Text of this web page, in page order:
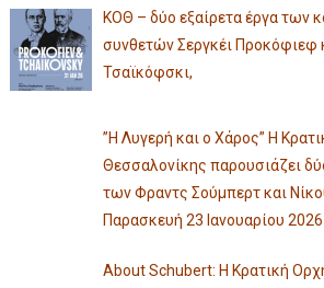
ΚΟΘ – δύο εξαίρετα έργα
συνθετών Σεργκέι Προκόφιεφ
Τσαϊκόφσκι,
”Η Λυγερή και ο Χάρος” Η
Θεσσαλονίκης παρουσιάζει
των Φραντς Σούμπερτ και
Παρασκευή 23 Ιανουαρίου 2026
About Schubert: Η Κρατική